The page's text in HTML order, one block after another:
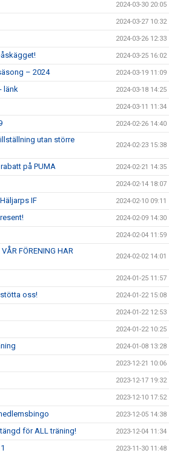
2024-03-30 20:05
2024-03-27 10:32
2024-03-26 12:33
2024-03-25 16:02
– 2024 2024-03-19 11:09
länk 2024-03-18 14:25
2024-03-11 11:34
2024-02-26 14:40
utan större
2024-02-23 15:38
på PUMA 2024-02-21 14:35
2024-02-14 18:07
IF 2024-02-10 09:11
2024-02-09 14:30
2024-02-04 11:59
FÖRENING HAR
2024-02-02 14:01
2024-01-25 11:57
oss! 2024-01-22 15:08
2024-01-22 12:53
2024-01-22 10:25
2024-01-08 13:28
2023-12-21 10:06
2023-12-17 19:32
2023-12-10 17:52
2023-12-05 14:38
för ALL träning! 2023-12-04 11:34
2023-11-30 11:48